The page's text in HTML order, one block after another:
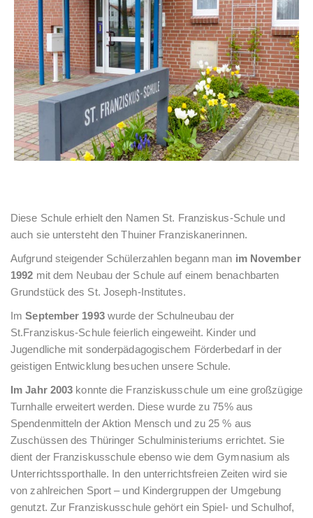
Diese Schule erhielt den Namen St. Franziskus-Schule und
auch sie untersteht den Thuiner Franziskanerinnen.
Aufgrund steigender Schülerzahlen begann man im November
1992 mit dem Neubau der Schule auf einem benachbarten
Grundstück des St. Joseph-Institutes.
ImSeptember 1993wurde der Schulneubau der
St.Franziskus-Schule feierlich eingeweiht. Kinder und
Jugendliche mit sonderpädagogischem Förderbedarf in der
geistigen Entwicklung besuchen unsere Schule.
Im Jahr 2003 konnte die Franziskusschule um eine großzügige
Turnhalle erweitert werden. Diese wurde zu 75% aus
Spendenmitteln der Aktion Mensch und zu 25 % aus
Zuschüssen des Thüringer Schulministeriums errichtet. Sie
dient der Franziskusschule ebenso wie dem Gymnasium als
Unterrichtssporthalle. In den unterrichtsfreien Zeiten wird sie
von zahlreichen Sport – und Kindergruppen der Umgebung
genutzt. Zur Franziskusschule gehört ein Spiel- und Schulhof,